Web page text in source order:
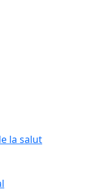
la salut